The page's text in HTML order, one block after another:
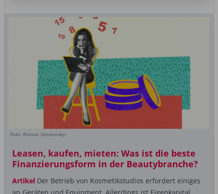
Foto: Roman Samborskyi
Leasen, kaufen, mieten: Was ist die beste
Finanzierungsform in der Beautybranche?
Artikel Der Betrieb von Kosmetikstudios erfordert einiges